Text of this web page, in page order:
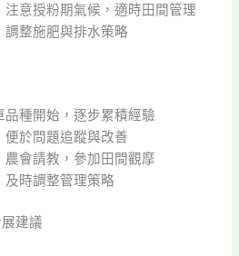
注意授粉期氣候，適時田間管理
調整施肥與排水策略
品種開始，逐步累積經驗
便於問題追蹤與改善
農會請教，參加田間觀摩
及時調整管理策略
建議